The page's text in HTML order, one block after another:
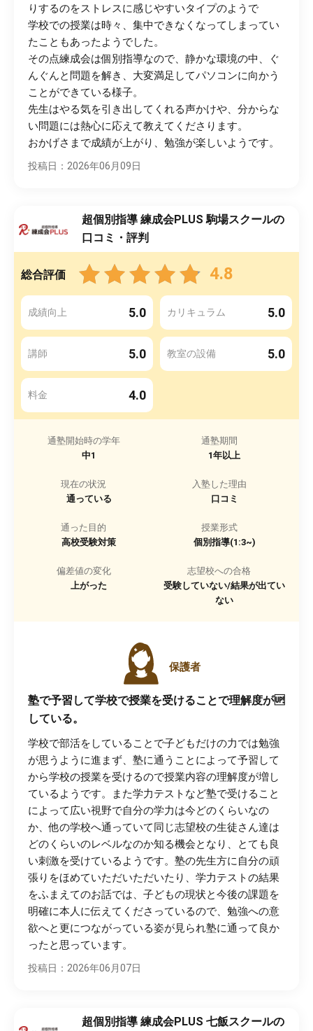
りするのをストレスに感じやすいタイプのようで
学校での授業は時々、集中できなくなってしまってい
たこともあったようでした。
その点練成会は個別指導なので、静かな環境の中、ぐ
んぐんと問題を解き、大変満足してパソコンに向かう
ことができている様子。
先生はやる気を引き出してくれる声かけや、分からな
い問題には熱心に応えて教えてくださります。
おかげさまで成績が上がり、勉強が楽しいようです。
投稿日：2026年06月09日
超個別指導 練成会PLUS 駒場スクールの
口コミ・評判
総合評価 4.8
成績向上 5.0 カリキュラム 5.0
講師 5.0 教室の設備 5.0
料金 4.0
通塾開始時の学年
中1
通塾期間
1年以上
現在の状況
通っている
入塾した理由
口コミ
通った目的
高校受験対策
授業形式
個別指導(1:3~)
偏差値の変化
上がった
志望校への合格
受験していない/結果が出てい
ない
保護者
塾で予習して学校で授業を受けることで理解度が🆙
している。
学校で部活をしていることで子どもだけの力では勉強
が思うように進まず、塾に通うことによって予習して
から学校の授業を受けるので授業内容の理解度が増し
ているようです。また学力テストなど塾で受けること
によって広い視野で自分の学力は今どのくらいなの
か、他の学校へ通っていて同じ志望校の生徒さん達は
どのくらいのレベルなのか知る機会となり、とても良
い刺激を受けているようです。塾の先生方に自分の頑
張りをほめていただいただいたり、学力テストの結果
をふまえてのお話では、子どもの現状と今後の課題を
明確に本人に伝えてくださっているので、勉強への意
欲へと更につながっている姿が見られ塾に通って良か
ったと思っています。
投稿日：2026年06月07日
超個別指導 練成会PLUS 七飯スクールの